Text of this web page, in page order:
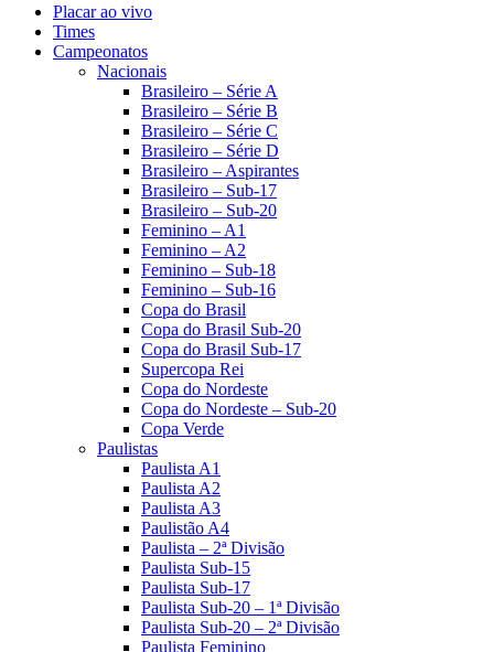
Placar ao vivo
Times
Campeonatos
Nacionais
Brasileiro – Série A
Brasileiro – Série B
Brasileiro – Série C
Brasileiro – Série D
Brasileiro – Aspirantes
Brasileiro – Sub-17
Brasileiro – Sub-20
Feminino – A1
Feminino – A2
Feminino – Sub-18
Feminino – Sub-16
Copa do Brasil
Copa do Brasil Sub-20
Copa do Brasil Sub-17
Supercopa Rei
Copa do Nordeste
Copa do Nordeste – Sub-20
Copa Verde
Paulistas
Paulista A1
Paulista A2
Paulista A3
Paulistão A4
Paulista – 2ª Divisão
Paulista Sub-15
Paulista Sub-17
Paulista Sub-20 – 1ª Divisão
Paulista Sub-20 – 2ª Divisão
Paulista Feminino